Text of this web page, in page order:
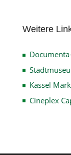
Weitere
Kassel
Cineplex